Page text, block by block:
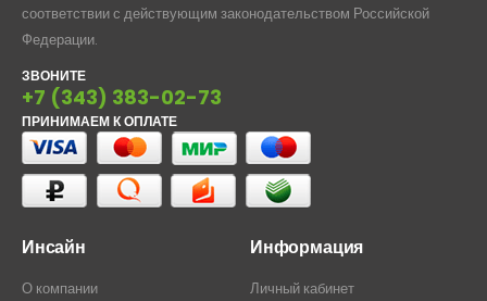
соответствии с действующим законодательством Российской
Федерации.
ЗВОНИТЕ
+7 (343) 383-02-73
ПРИНИМАЕМ К ОПЛАТЕ
Инсайн
О компании
Информация
Личный кабинет